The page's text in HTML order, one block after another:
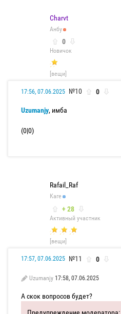
Charvt
Анбу
0
Новичок
[вещи]
17:56, 07.06.2025 №10 0
Uzumanjy, имба
(0|0)
Rafail_Raf
Каге
+ 28
Активный участник
[вещи]
17:57, 07.06.2025 №11 0
Uzumanjy 17:58, 07.06.2025
А скок вопросов будет?